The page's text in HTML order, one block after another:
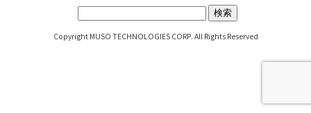
サイト内検索:
Copyright MUSO TECHNOLOGIES CORP. All Rights Reserved